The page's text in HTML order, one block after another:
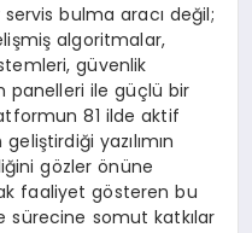
bulma aracı değil;
algoritmalar,
güvenlik
panelleri ile güçlü bir
81 ilde aktif
yazılımın
gözler önüne
faaliyet gösteren bu
sürecine somut katkılar